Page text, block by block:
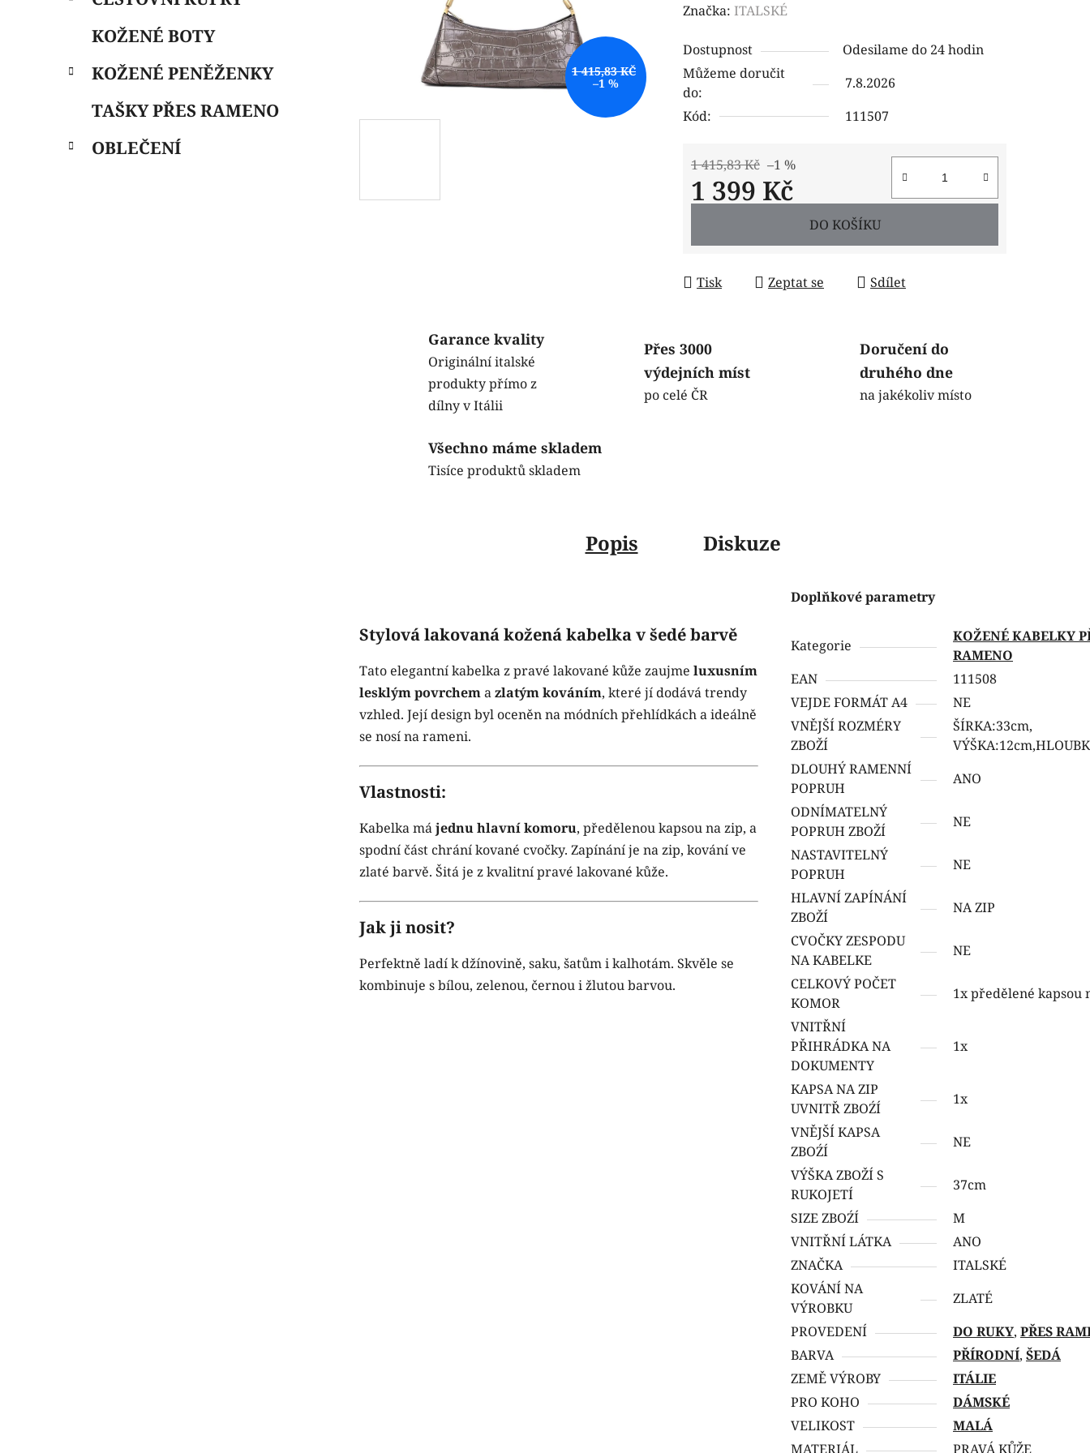
p
l
KOŽENÉ BOTY
KOŽENÉ PENĚŽENKY
TAŠKY PŘES RAMENO
OBLEČENÍ
hodnocení
je
0,0
z
5
Značka: ITALSKÉ
Dostupnost
Odesilame do 24 hodin
Můžeme doručit
do:
7.8.2026
Kód:
111507
1 415,83 Kč –1 %
1 399 Kč
DO KOŠÍKU
Tisk Zeptat se Sdílet
1 415,83 KČ
–1 %
Garance kvality
Originální italské
produkty přímo z
dílny v Itálii
Přes 3000
výdejních míst
po celé ČR
Doručení do
druhého dne
na jakékoliv místo
Všechno máme skladem
Tisíce produktů skladem
Popis Diskuze
Stylová lakovaná kožená kabelka v šedé barvě
Tato elegantní kabelka z pravé lakované kůže zaujme luxusním
lesklým povrchemazlatým kováním, které jí dodává trendy
vzhled. Její design byl oceněn na módních přehlídkách a ideálně
se nosí na rameni.
Vlastnosti:
Kabelka májednu hlavní komoru, předělenou kapsou na zip, a
spodní část chrání kované cvočky. Zapínání je na zip, kování ve
zlaté barvě. Šitá je z kvalitní pravé lakované kůže.
Jak ji nosit?
Perfektně ladí k džínovině, saku, šatům i kalhotám. Skvěle se
kombinuje s bílou, zelenou, černou i žlutou barvou.
Doplňkové parametry
Kategorie
KOŽENÉ KABELKY
RAMENO
EAN
111508
VEJDE FORMÁT A4
NE
VNĚJŠÍ ROZMÉRY
ZBOŽÍ
ŠÍRKA:33cm,
DLOUHÝ RAMENNÍ
POPRUH
ANO
ODNÍMATELNÝ
POPRUH ZBOŽÍ
NE
NASTAVITELNÝ
POPRUH
NE
HLAVNÍ ZAPÍNÁNÍ
ZBOŽÍ
NA ZIP
CVOČKY ZESPODU
NA KABELKE
NE
CELKOVÝ POČET
KOMOR
1x předělené kapsou
VNITŘNÍ
PŘIHRÁDKA NA
DOKUMENTY
1x
KAPSA NA ZIP
UVNITŘ ZBOŹÍ
1x
VNĚJŠÍ KAPSA
ZBOŹÍ
NE
VÝŠKA ZBOŽÍ S
RUKOJETÍ
37cm
SIZE ZBOŹÍ
M
VNITŘNÍ LÁTKA
ANO
ZNAČKA
ITALSKÉ
KOVÁNÍ NA
VÝROBKU
ZLATÉ
PROVEDENÍ
DO RUKY,PŘES
BARVA
PŘÍRODNÍ,ŠEDÁ
ZEMĚ VÝROBY
ITÁLIE
PRO KOHO
DÁMSKÉ
VELIKOST
MALÁ
MATERIÁL
PRAVÁ KŮŽE